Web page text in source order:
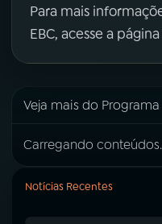
Para mais
EBC, acesse a
Veja mais do Programa
Carregando
Notícias Recentes